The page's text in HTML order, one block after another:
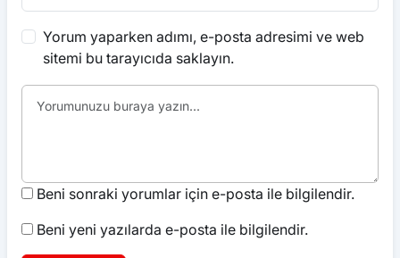
Yorum yaparken adımı, e-posta adresimi ve web
sitemi bu tarayıcıda saklayın.
Beni sonraki yorumlar için e-posta ile bilgilendir.
Beni yeni yazılarda e-posta ile bilgilendir.